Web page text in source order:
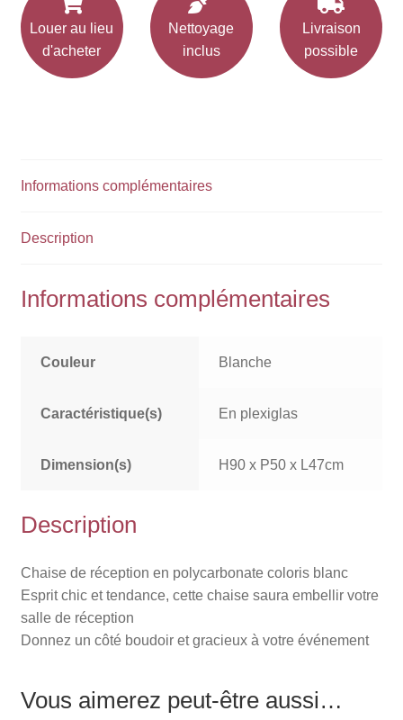
Louer au lieu
d'acheter
Nettoyage
inclus
Livraison
possible
Informations complémentaires
Description
Informations complémentaires
Couleur Blanche
Caractéristique(s) En plexiglas
Dimension(s) H90 x P50 x L47cm
Description
Chaise de réception en polycarbonate coloris blanc
Esprit chic et tendance, cette chaise saura embellir votre
salle de réception
Donnez un côté boudoir et gracieux à votre événement
Vous aimerez peut-être aussi…